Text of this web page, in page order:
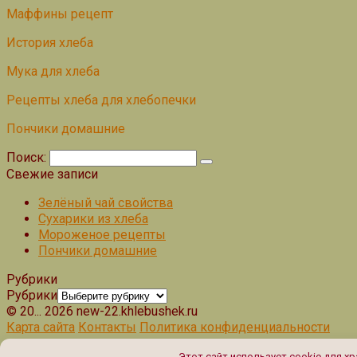
Маффины рецепт
История хлеба
Мука для хлеба
Рецепты хлеба для хлебопечки
Пончики домашние
Поиск:
Свежие записи
Зелёный чай свойства
Сухарики из хлеба
Мороженое рецепты
Пончики домашние
Рубрики
Рубрики
© 20... 2026 new-22.khlebushek.ru
Карта сайта Контакты Политика конфиденциальности